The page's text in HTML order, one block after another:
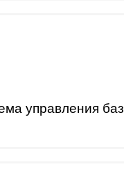
управления